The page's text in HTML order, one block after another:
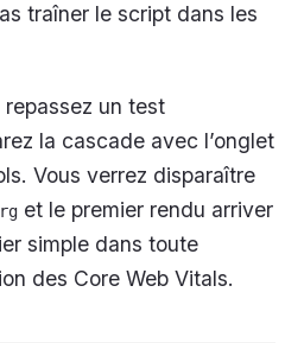
traîner le script dans les
un test
la cascade avec l’onglet
Vous verrez disparaître
et le premier rendu arriver
simple dans toute
des Core Web Vitals.